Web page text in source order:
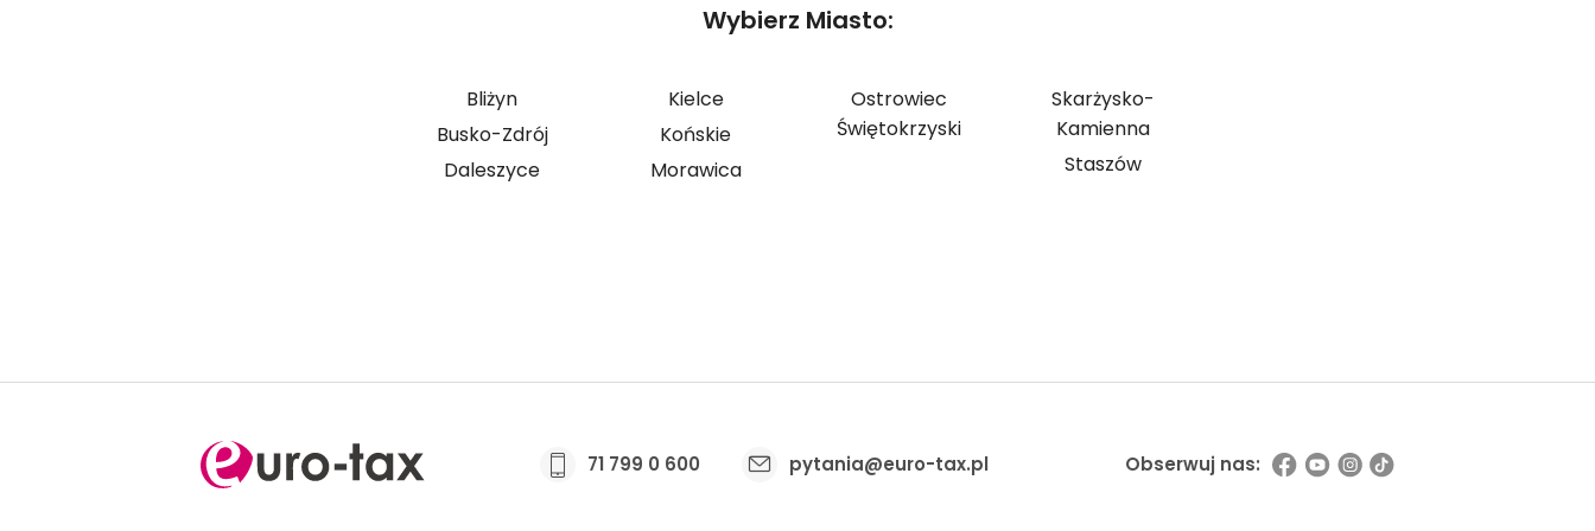
Wybierz Miasto:
Bliżyn
Busko-Zdrój
Daleszyce
Kielce
Końskie
Morawica
Ostrowiec
Świętokrzyski
Skarżysko-
Kamienna
Staszów
71 799 0 600 pytania@euro-tax.pl Obserwuj nas: